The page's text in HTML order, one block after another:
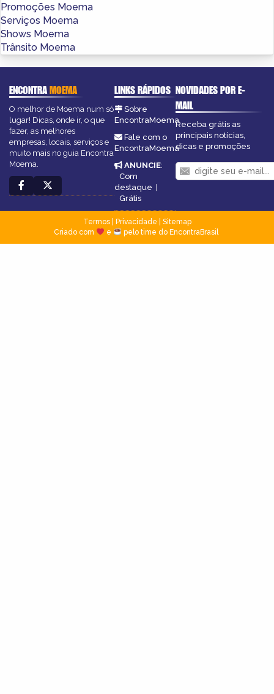
Promoções Moema
Serviços Moema
Shows Moema
Trânsito Moema
ENCONTRAMOEMA
O melhor de Moema num só
lugar! Dicas, onde ir, o que
fazer, as melhores
empresas, locais, serviços e
muito mais no guia Encontra
Moema.
LINKS RÁPIDOS
Sobre
EncontraMoema
Fale com o
EncontraMoema
ANUNCIE:
Com
destaque
Grátis
NOVIDADES POR E-
MAIL
Receba grátis as
principais notícias,
dicas e promoções
Termos| Privacidade
Sitemap
Criado com
e pelo time do EncontraBrasil